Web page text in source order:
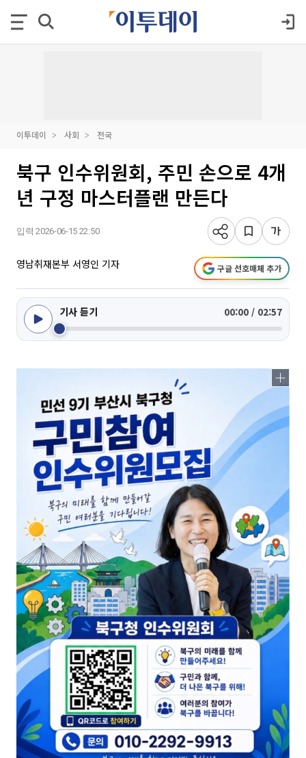
이투데이 사회 전국
북구 인수위원회, 주민 손으로 4개
년 구정 마스터플랜 만든다
입력 2026-06-15 22:50
영남취재본부 서영인 기자 구글 선호매체 추가
기사 듣기 00:00 / 02:57